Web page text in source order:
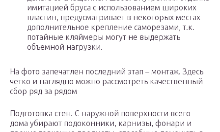
имитацией бруса с использованием широких
пластин, предусматривает в некоторых местах
дополнительное крепление саморезами, т.к.
потайные кляймеры могут не выдержать
объемной нагрузки.
На фото запечатлен последний этап – монтаж. Здесь
четко и наглядно можно рассмотреть качественный
сбор ряд за рядом
Подготовка стен. С наружной поверхности всего
дома убирают подоконники, карнизы, фонари и